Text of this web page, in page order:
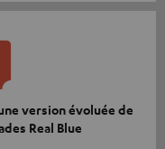
version évoluée de
Real Blue